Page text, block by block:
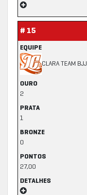
# 15
EQUIPE
CLARA TEAM BJJ
OURO
2
PRATA
1
BRONZE
0
PONTOS
27,00
DETALHES